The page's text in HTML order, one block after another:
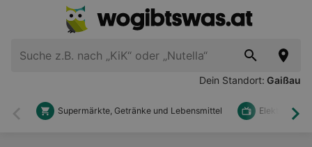
Dein Standort: Gaißau
Zurück
Supermärkte, Getränke und Lebensmittel Elektronik